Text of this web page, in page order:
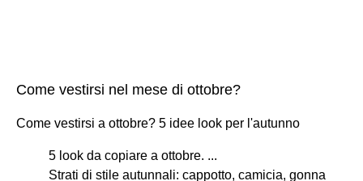
Come vestirsi nel mese di ottobre?
Come vestirsi a ottobre? 5 idee look per l'autunno
5 look da copiare a ottobre. ...
Strati di stile autunnali: cappotto, camicia, gonna